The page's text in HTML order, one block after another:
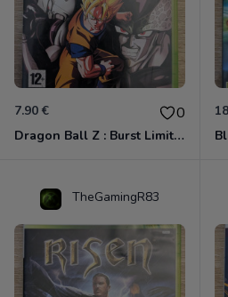
7.90 € 0
Dragon Ball Z : Burst Limit Xbox 360
TheGamingR83